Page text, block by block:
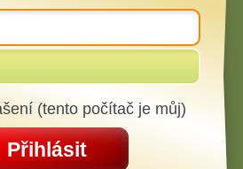
(tento počítač je můj)
Přihlásit